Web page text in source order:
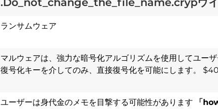
ランサムウェア
マルウェアは、強力な暗号化アルゴリズムを使用してユー
復号化キーを介してのみ、直接復号化を可能にします。
ユーザーは身代金のメモを目撃する可能性があります 「